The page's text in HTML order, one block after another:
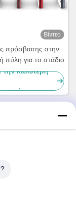
Βίντεο
πρόσβασης στην
πύλη για το στάδιο
την καλύτερη
τιμή
Guanlan, περιοχή